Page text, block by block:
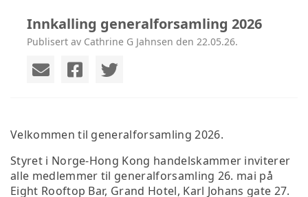
Innkalling generalforsamling 2026
Publisert av Cathrine G Jahnsen den 22.05.26.
Velkommen til generalforsamling 2026.
Styret i Norge-Hong Kong handelskammer inviterer
alle medlemmer til generalforsamling 26. mai på
Eight Rooftop Bar, Grand Hotel, Karl Johans gate 27.